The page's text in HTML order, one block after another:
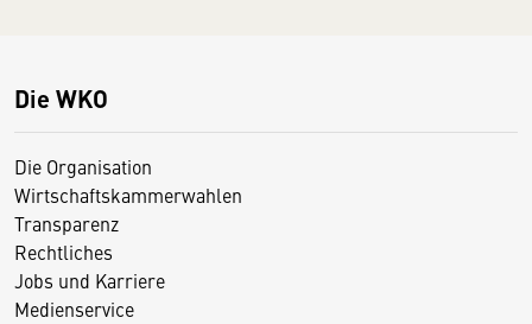
Die WKO
Die Organisation
Wirtschaftskammerwahlen
Transparenz
Rechtliches
Jobs und Karriere
Medienservice